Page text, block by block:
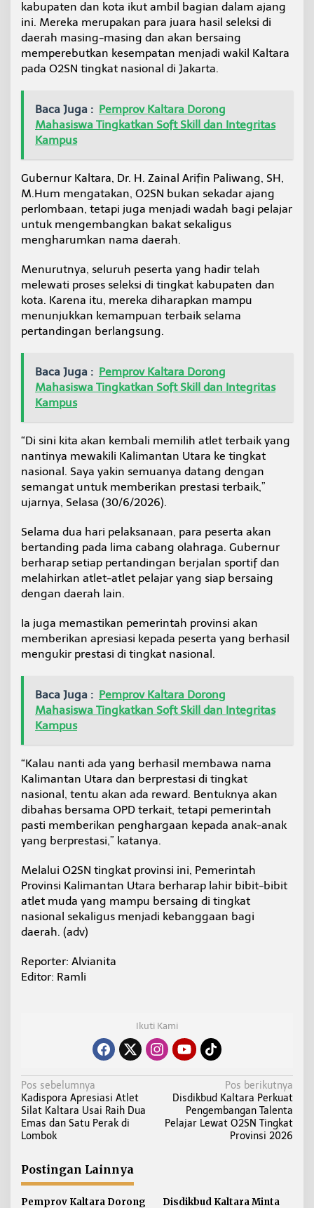
i
k
K
l
t
a
S
p
B
e
r
t
a
n
n
g
kabupaten dan kota ikut ambil bagian dalam ajang
ini. Mereka merupakan para juara hasil seleksi di
daerah masing-masing dan akan bersaing
memperebutkan kesempatan menjadi wakil Kaltara
pada O2SN tingkat nasional di Jakarta.
Baca Juga : Pemprov Kaltara Dorong
Mahasiswa Tingkatkan Soft Skill dan Integritas
Kampus
Gubernur Kaltara, Dr. H. Zainal Arifin Paliwang, SH,
M.Hum mengatakan, O2SN bukan sekadar ajang
perlombaan, tetapi juga menjadi wadah bagi pelajar
untuk mengembangkan bakat sekaligus
mengharumkan nama daerah.
Menurutnya, seluruh peserta yang hadir telah
melewati proses seleksi di tingkat kabupaten dan
kota. Karena itu, mereka diharapkan mampu
menunjukkan kemampuan terbaik selama
pertandingan berlangsung.
Baca Juga : Pemprov Kaltara Dorong
Mahasiswa Tingkatkan Soft Skill dan Integritas
Kampus
“Di sini kita akan kembali memilih atlet terbaik yang
nantinya mewakili Kalimantan Utara ke tingkat
nasional. Saya yakin semuanya datang dengan
semangat untuk memberikan prestasi terbaik,”
ujarnya, Selasa (30/6/2026).
Selama dua hari pelaksanaan, para peserta akan
bertanding pada lima cabang olahraga. Gubernur
berharap setiap pertandingan berjalan sportif dan
melahirkan atlet-atlet pelajar yang siap bersaing
dengan daerah lain.
Ia juga memastikan pemerintah provinsi akan
memberikan apresiasi kepada peserta yang berhasil
mengukir prestasi di tingkat nasional.
Baca Juga : Pemprov Kaltara Dorong
Mahasiswa Tingkatkan Soft Skill dan Integritas
Kampus
“Kalau nanti ada yang berhasil membawa nama
Kalimantan Utara dan berprestasi di tingkat
nasional, tentu akan ada reward. Bentuknya akan
dibahas bersama OPD terkait, tetapi pemerintah
pasti memberikan penghargaan kepada anak-anak
yang berprestasi,” katanya.
Melalui O2SN tingkat provinsi ini, Pemerintah
Provinsi Kalimantan Utara berharap lahir bibit-bibit
atlet muda yang mampu bersaing di tingkat
nasional sekaligus menjadi kebanggaan bagi
daerah. (adv)
Reporter: Alvianita
Editor: Ramli
Ikuti Kami
N
a
v
i
a
s
Pos sebelumnya
Kadispora Apresiasi Atlet
Silat Kaltara Usai Raih Dua
Emas dan Satu Perak di
Lombok
Pos berikutnya
Disdikbud Kaltara Perkuat
Pengembangan Talenta
Pelajar Lewat O2SN Tingkat
Provinsi 2026
Postingan Lainnya
Pemprov Kaltara Dorong Disdikbud Kaltara Minta